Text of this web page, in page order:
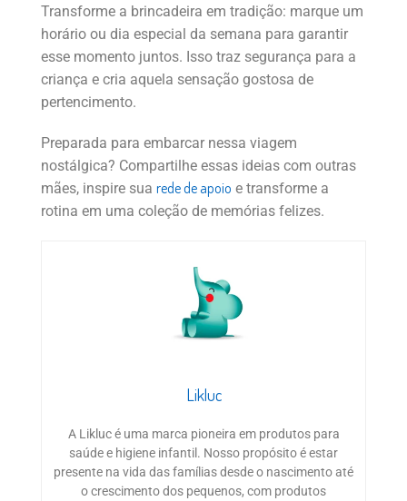
Transforme a brincadeira em tradição: marque um
horário ou dia especial da semana para garantir
esse momento juntos. Isso traz segurança para a
criança e cria aquela sensação gostosa de
pertencimento.
Preparada para embarcar nessa viagem
nostálgica? Compartilhe essas ideias com outras
mães, inspire sua rede de apoio e transforme a
rotina em uma coleção de memórias felizes.
Likluc
A Likluc é uma marca pioneira em produtos para
saúde e higiene infantil. Nosso propósito é estar
presente na vida das famílias desde o nascimento até
o crescimento dos pequenos, com produtos